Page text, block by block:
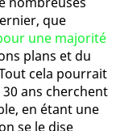
que
une majorité
plans et du
cela pourrait
ans cherchent
en étant une
se le dise